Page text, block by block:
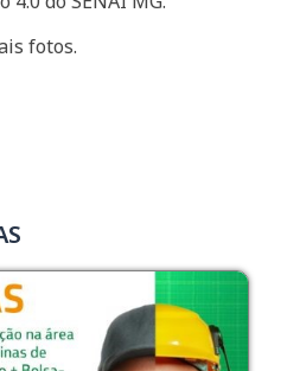
fotos.